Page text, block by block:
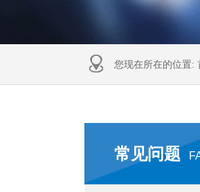
您现在所在的位置:
常见问题